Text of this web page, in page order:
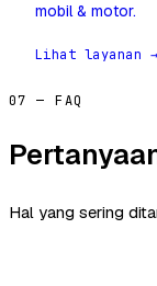
mobil & motor.
Lihat layanan →
07 — FAQ
Hal yang sering